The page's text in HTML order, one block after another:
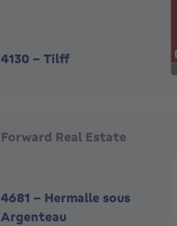
4130 - Tilff
Forward Real Estate
4681 - Hermalle sous
Argenteau